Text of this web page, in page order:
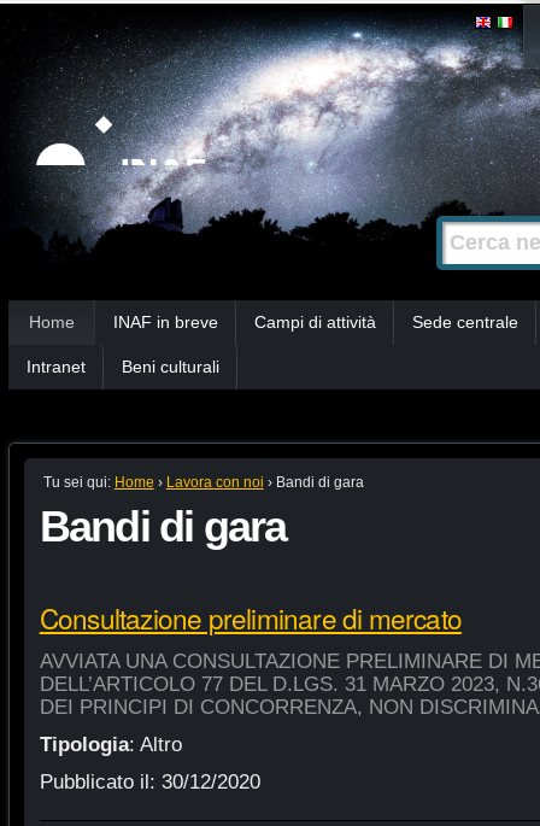
Strumenti
personali
Salta
contenuti.
|
Salta
alla
navigazione
Cerca nel
Ricerca
avanzata…
Home INAF in breve Campi di attività Sede centrale
Intranet Beni culturali
Tu sei qui: Home › Lavora con noi › Bandi di gara
Bandi di gara
Consultazione preliminare di mercato
AVVIATA UNA CONSULTAZIONE PRELIMINARE DI
DELL’ARTICOLO 77 DEL D.LGS. 31 MARZO 2023,
DEI PRINCIPI DI CONCORRENZA, NON
Tipologia: Altro
Pubblicato il: 30/12/2020